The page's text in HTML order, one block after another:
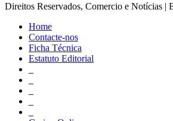
Direitos Reservados, Comercio e Notícias |
Home
Contacte-nos
Ficha Técnica
Estatuto Editorial